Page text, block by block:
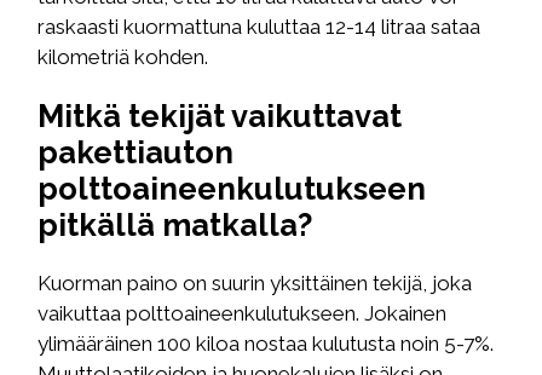
raskaasti kuormattuna kuluttaa 12-14 litraa sataa
kilometriä kohden.
Mitkä tekijät vaikuttavat
pakettiauton
polttoaineenkulutukseen
pitkällä matkalla?
Kuorman paino on suurin yksittäinen tekijä, joka
vaikuttaa polttoaineenkulutukseen. Jokainen
ylimääräinen 100 kiloa nostaa kulutusta noin 5-7%.